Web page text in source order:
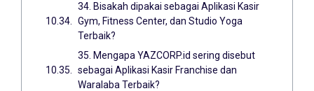
34. Bisakah dipakai sebagai Aplikasi Kasir
Gym, Fitness Center, dan Studio Yoga
Terbaik?
35. Mengapa YAZCORP.id sering disebut
sebagai Aplikasi Kasir Franchise dan
Waralaba Terbaik?